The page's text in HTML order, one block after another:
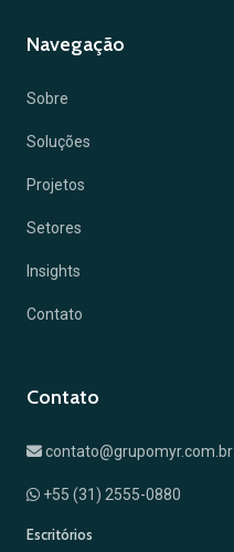
Navegação
Sobre
Soluções
Projetos
Setores
Insights
Contato
Contato
contato@grupomyr.com.br
+55 (31) 2555-0880
Escritórios